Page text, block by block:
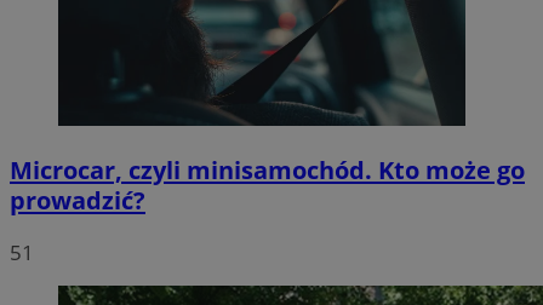
Microcar, czyli minisamochód. Kto może go
prowadzić?
51